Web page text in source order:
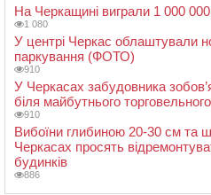
На Черкащині виграли 1 000
1 080
У центрі Черкас облаштували
паркування (ФОТО)
910
У Черкасах забудовника
біля майбутнього
910
Вибоїни глибиною 20-30 см та
Черкасах просять
будинків
886